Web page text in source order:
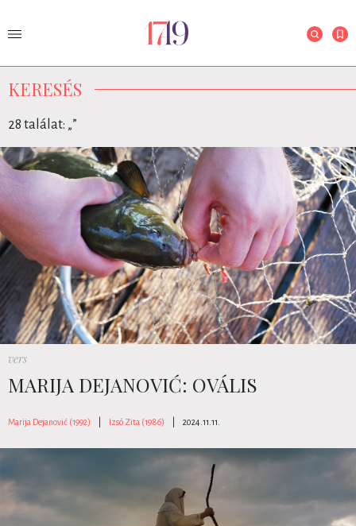
KERESÉS
28 találat: „”
vers
MARIJA DEJANOVIĆ: OVÁLIS
Marija Dejanović (1992) Izsó Zita (1986) 2024.11.11.